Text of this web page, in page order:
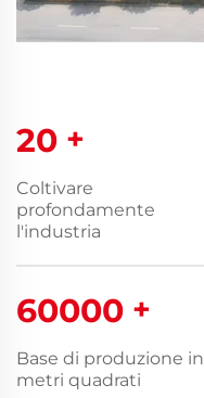
20 +
Coltivare
profondamente
l'industria
60000 +
Base di produzione in
metri quadrati